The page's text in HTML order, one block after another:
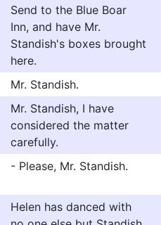
Send to the Blue Boar
Inn, and have Mr.
Standish's boxes brought
here.
Mr. Standish.
Mr. Standish, I have
considered the matter
carefully.
- Please, Mr. Standish.
Helen has danced with